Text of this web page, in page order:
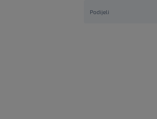
Podijeli